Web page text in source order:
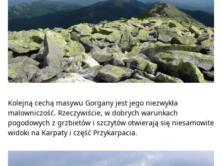
Kolejną cechą masywu Gorgany jest jego niezwykła
malowniczość. Rzeczywiście, w dobrych warunkach
pogodowych z grzbietów i szczytów otwierają się niesamowite
widoki na Karpaty i część Przykarpacia.